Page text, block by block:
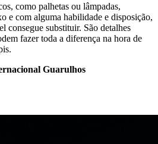
como palhetas ou lâmpadas,
e com alguma habilidade e disposição,
consegue substituir. São detalhes
fazer toda a diferença na hora de
Guarulhos